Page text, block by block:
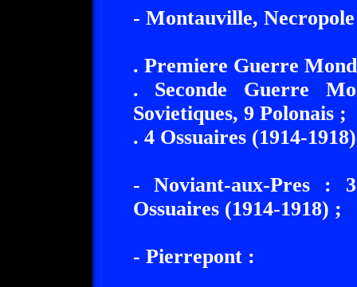
- Montauville,
. Premiere Guerre
. Seconde Guerre
Sovietiques, 9 Polonais ;
. 4 Ossuaires (1914-
- Noviant-aux-Pres :
Ossuaires (1914-1918) ;
- Pierrepont :